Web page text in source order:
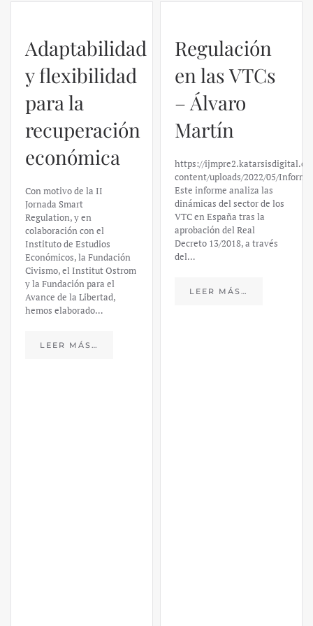
Adaptabilidad
y flexibilidad
para la
recuperación
económica
Con motivo de la II
Jornada Smart
Regulation, y en
colaboración con el
Instituto de Estudios
Económicos, la Fundación
Civismo, el Institut Ostrom
y la Fundación para el
Avance de la Libertad,
hemos elaborado…
LEER MÁS…
Regulación
en las VTCs
– Álvaro
Martín
https://
content/uploads/2022/05/
Este informe analiza las
dinámicas del sector de los
VTC en España tras la
aprobación del Real
Decreto 13/2018, a través
del…
LEER MÁS…